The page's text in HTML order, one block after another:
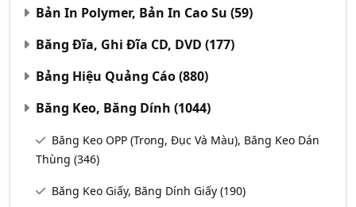
Bản In Polymer, Bản In Cao Su (59)
Băng Đĩa, Ghi Đĩa CD, DVD (177)
Bảng Hiệu Quảng Cáo(880)
Băng Keo, Băng Dính (1044)
Băng Keo OPP (Trong, Đục Và Màu), Băng Keo Dán
Thùng (346)
Băng Keo Giấy, Băng Dính Giấy (190)